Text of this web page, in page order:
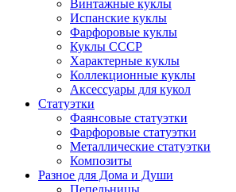
Винтажные куклы
Испанские куклы
Фарфоровые куклы
Куклы СССР
Характерные куклы
Коллекционные куклы
Аксессуары для кукол
Статуэтки
Фаянсовые статуэтки
Фарфоровые статуэтки
Металлические статуэтки
Композиты
Разное для Дома и Души